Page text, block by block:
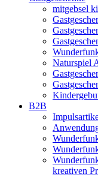
mitgebsel
Naturspiel
B2B
kreativen